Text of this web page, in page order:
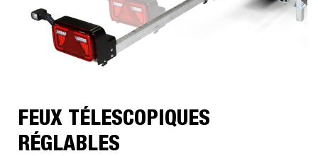
FEUX TÉLESCOPIQUES
RÉGLABLES